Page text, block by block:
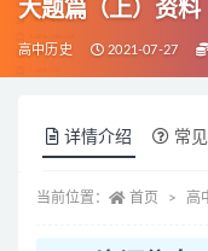
大题篇（上）资料
高中历史 2021-07-27
详情介绍 常
当前位置： 首页 高